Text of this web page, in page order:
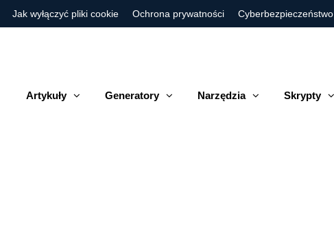
Jak wyłączyć pliki cookie Ochrona prywatności Cyberbezpieczeństwo
Artykuły Generatory Narzędzia Skrypty